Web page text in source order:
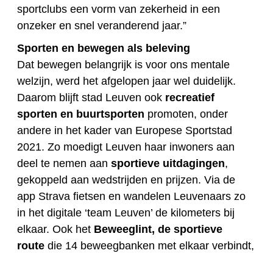
sportclubs een vorm van zekerheid in een
onzeker en snel veranderend jaar.”
Sporten en bewegen als beleving
Dat bewegen belangrijk is voor ons mentale
welzijn, werd het afgelopen jaar wel duidelijk.
Daarom blijft stad Leuven ook recreatief
sporten en buurtsporten promoten, onder
andere in het kader van Europese Sportstad
2021. Zo moedigt Leuven haar inwoners aan
deel te nemen aan sportieve uitdagingen,
gekoppeld aan wedstrijden en prijzen. Via de
app Strava fietsen en wandelen Leuvenaars zo
in het digitale ‘team Leuven’ de kilometers bij
elkaar. Ook het Beweeglint, de sportieve
route die 14 beweegbanken met elkaar verbindt,